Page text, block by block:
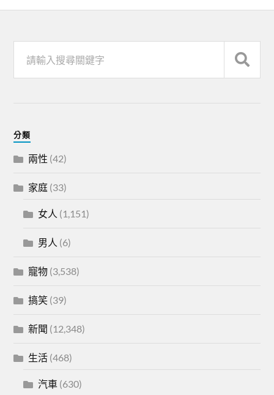
分類
兩性 (42)
家庭 (33)
女人 (1,151)
男人 (6)
寵物 (3,538)
搞笑 (39)
新聞 (12,348)
生活 (468)
汽車 (630)